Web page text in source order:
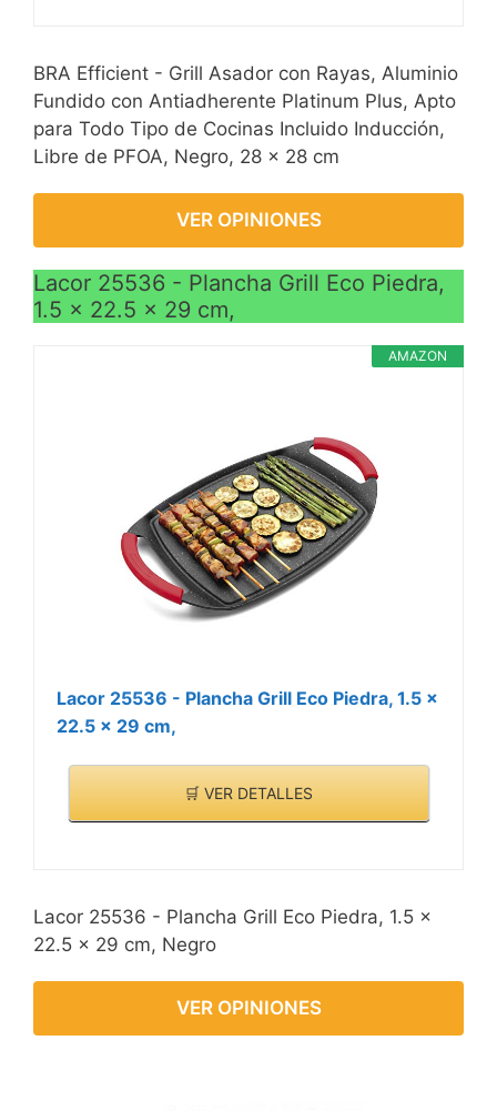
BRA Efficient - Grill Asador con Rayas, Aluminio
Fundido con Antiadherente Platinum Plus, Apto
para Todo Tipo de Cocinas Incluido Inducción,
Libre de PFOA, Negro, 28 x 28 cm
VER OPINIONES
Lacor 25536 - Plancha Grill Eco Piedra,
1.5 x 22.5 x 29 cm,
AMAZON
Lacor 25536 - Plancha Grill Eco Piedra, 1.5 x
22.5 x 29 cm,
🛒 VER DETALLES
Lacor 25536 - Plancha Grill Eco Piedra, 1.5 x
22.5 x 29 cm, Negro
VER OPINIONES